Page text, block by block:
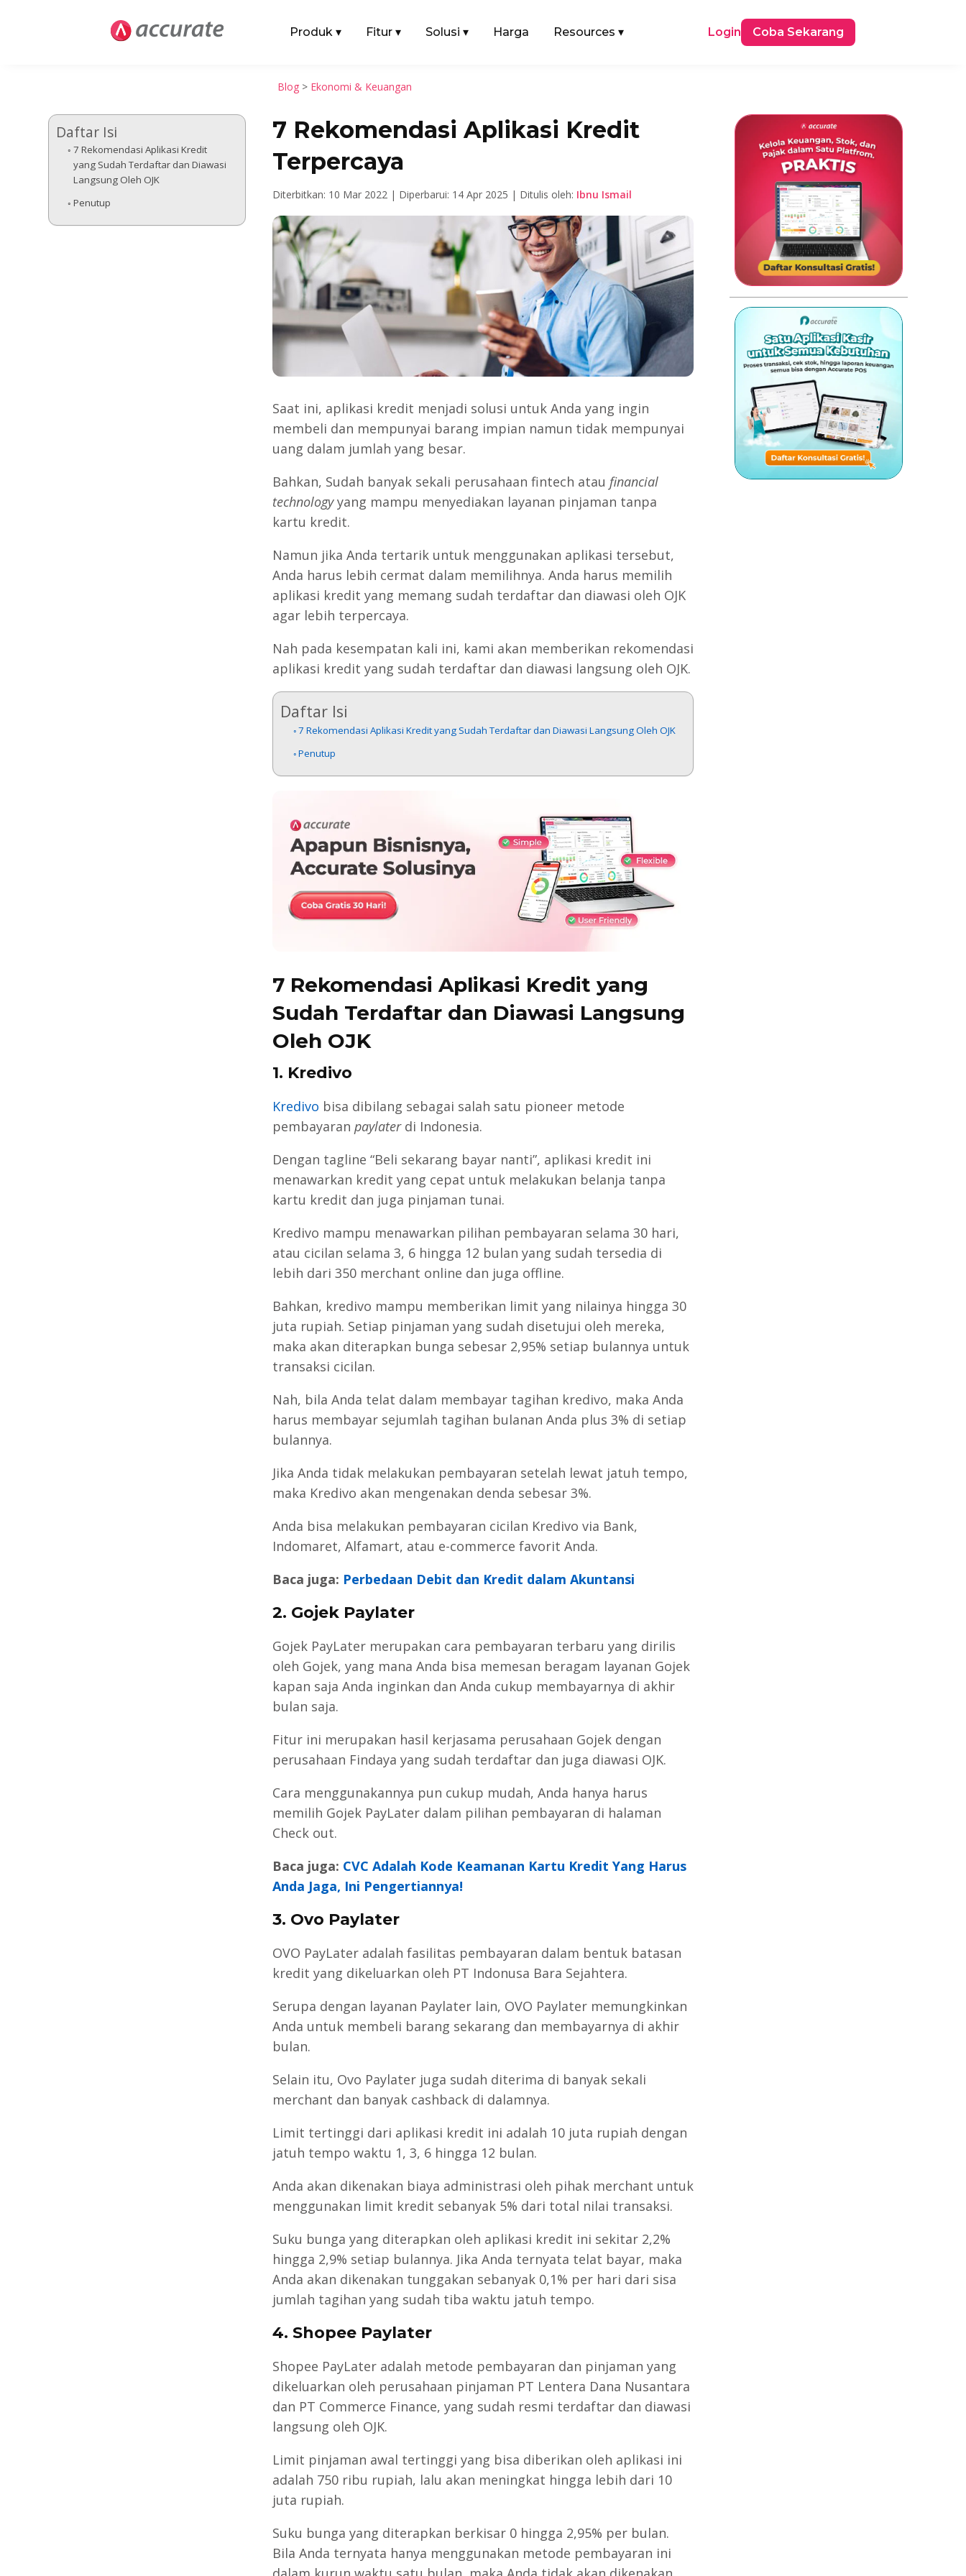
Produk ▾ Fitur ▾ Solusi ▾ Harga Resources ▾ Login Coba Sekarang
Blog > Ekonomi & Keuangan
Daftar Isi
7 Rekomendasi Aplikasi Kredit
yang Sudah Terdaftar dan Diawasi
Langsung Oleh OJK
Penutup
7 Rekomendasi Aplikasi Kredit
Terpercaya
Diterbitkan: 10 Mar 2022 | Diperbarui: 14 Apr 2025 | Ditulis oleh: Ibnu Ismail
Saat ini, aplikasi kredit menjadi solusi untuk Anda yang ingin
membeli dan mempunyai barang impian namun tidak mempunyai
uang dalam jumlah yang besar.
Bahkan, Sudah banyak sekali perusahaan fintech atau financial
technologyyang mampu menyediakan layanan pinjaman tanpa
kartu kredit.
Namun jika Anda tertarik untuk menggunakan aplikasi tersebut,
Anda harus lebih cermat dalam memilihnya. Anda harus memilih
aplikasi kredit yang memang sudah terdaftar dan diawasi oleh OJK
agar lebih terpercaya.
Nah pada kesempatan kali ini, kami akan memberikan rekomendasi
aplikasi kredit yang sudah terdaftar dan diawasi langsung oleh OJK.
Daftar Isi
7 Rekomendasi Aplikasi Kredit yang Sudah Terdaftar dan Diawasi Langsung Oleh OJK
Penutup
7 Rekomendasi Aplikasi Kredit yang
Sudah Terdaftar dan Diawasi Langsung
Oleh OJK
1. Kredivo
Kredivo bisa dibilang sebagai salah satu pioneer metode
pembayaran paylaterdi Indonesia.
Dengan tagline “Beli sekarang bayar nanti”, aplikasi kredit ini
menawarkan kredit yang cepat untuk melakukan belanja tanpa
kartu kredit dan juga pinjaman tunai.
Kredivo mampu menawarkan pilihan pembayaran selama 30 hari,
atau cicilan selama 3, 6 hingga 12 bulan yang sudah tersedia di
lebih dari 350 merchant online dan juga offline.
Bahkan, kredivo mampu memberikan limit yang nilainya hingga 30
juta rupiah. Setiap pinjaman yang sudah disetujui oleh mereka,
maka akan diterapkan bunga sebesar 2,95% setiap bulannya untuk
transaksi cicilan.
Nah, bila Anda telat dalam membayar tagihan kredivo, maka Anda
harus membayar sejumlah tagihan bulanan Anda plus 3% di setiap
bulannya.
Jika Anda tidak melakukan pembayaran setelah lewat jatuh tempo,
maka Kredivo akan mengenakan denda sebesar 3%.
Anda bisa melakukan pembayaran cicilan Kredivo via Bank,
Indomaret, Alfamart, atau e-commerce favorit Anda.
Baca juga: Perbedaan Debit dan Kredit dalam Akuntansi
2. Gojek Paylater
Gojek PayLater merupakan cara pembayaran terbaru yang dirilis
oleh Gojek, yang mana Anda bisa memesan beragam layanan Gojek
kapan saja Anda inginkan dan Anda cukup membayarnya di akhir
bulan saja.
Fitur ini merupakan hasil kerjasama perusahaan Gojek dengan
perusahaan Findaya yang sudah terdaftar dan juga diawasi OJK.
Cara menggunakannya pun cukup mudah, Anda hanya harus
memilih Gojek PayLater dalam pilihan pembayaran di halaman
Check out.
Baca juga: CVC Adalah Kode Keamanan Kartu Kredit Yang Harus
Anda Jaga, Ini Pengertiannya!
3. Ovo Paylater
OVO PayLater adalah fasilitas pembayaran dalam bentuk batasan
kredit yang dikeluarkan oleh PT Indonusa Bara Sejahtera.
Serupa dengan layanan Paylater lain, OVO Paylater memungkinkan
Anda untuk membeli barang sekarang dan membayarnya di akhir
bulan.
Selain itu, Ovo Paylater juga sudah diterima di banyak sekali
merchant dan banyak cashback di dalamnya.
Limit tertinggi dari aplikasi kredit ini adalah 10 juta rupiah dengan
jatuh tempo waktu 1, 3, 6 hingga 12 bulan.
Anda akan dikenakan biaya administrasi oleh pihak merchant untuk
menggunakan limit kredit sebanyak 5% dari total nilai transaksi.
Suku bunga yang diterapkan oleh aplikasi kredit ini sekitar 2,2%
hingga 2,9% setiap bulannya. Jika Anda ternyata telat bayar, maka
Anda akan dikenakan tunggakan sebanyak 0,1% per hari dari sisa
jumlah tagihan yang sudah tiba waktu jatuh tempo.
4. Shopee Paylater
Shopee PayLater adalah metode pembayaran dan pinjaman yang
dikeluarkan oleh perusahaan pinjaman PT Lentera Dana Nusantara
dan PT Commerce Finance, yang sudah resmi terdaftar dan diawasi
langsung oleh OJK.
Limit pinjaman awal tertinggi yang bisa diberikan oleh aplikasi ini
adalah 750 ribu rupiah, lalu akan meningkat hingga lebih dari 10
juta rupiah.
Suku bunga yang diterapkan berkisar 0 hingga 2,95% per bulan.
Bila Anda ternyata hanya menggunakan metode pembayaran ini